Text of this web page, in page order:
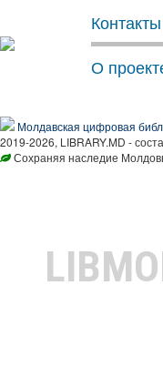
О
Молдавская цифровая
2019-2026, LIBRARY.MD -
Сохраняя наследие